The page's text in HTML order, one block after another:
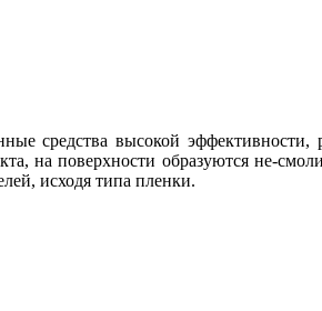
средства высокой
на поверхности образуются не-
исходя типа пленки.